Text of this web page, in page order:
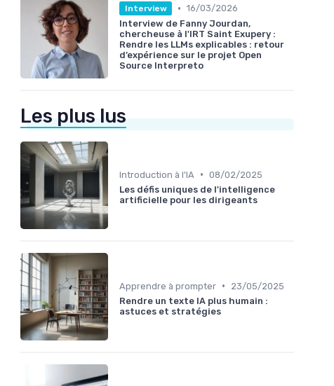
Interview • 16/03/2026
Interview de Fanny Jourdan,
chercheuse à l'IRT Saint Exupery :
Rendre les LLMs explicables : retour
d’expérience sur le projet Open
Source Interpreto
Les plus lus
Introduction à l'IA • 08/02/2025
Les défis uniques de l'intelligence
artificielle pour les dirigeants
Apprendre à prompter •
23/05/2025
Rendre un texte IA plus humain :
astuces et stratégies